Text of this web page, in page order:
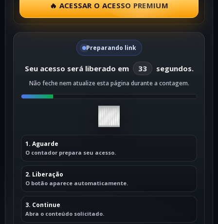
🔥 ACESSAR O ACESSO PREMIUM
Preparando link
Seu acesso será liberado em 33 segundos.
Não feche nem atualize esta página durante a contagem.
1. Aguarde
O contador prepara seu acesso.
2. Liberação
O botão aparece automaticamente.
3. Continue
Abra o conteúdo solicitado.